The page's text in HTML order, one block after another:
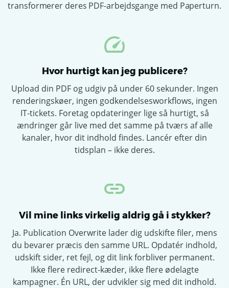
transformerer deres PDF-arbejdsgange med Paperturn.
Hvor hurtigt kan jeg publicere?
Upload din PDF og udgiv på under 60 sekunder. Ingen
renderingskøer, ingen godkendelsesworkflows, ingen
IT-tickets. Foretag opdateringer lige så hurtigt, så
ændringer går live med det samme på tværs af alle
kanaler, hvor dit indhold findes. Lancér efter din
tidsplan – ikke deres.
Vil mine links virkelig aldrig gå i stykker?
Ja. Publication Overwrite lader dig udskifte filer, mens
du bevarer præcis den samme URL. Opdatér indhold,
udskift sider, ret fejl, og dit link forbliver permanent.
Ikke flere redirect-kæder, ikke flere ødelagte
kampagner. Én URL, der udvikler sig med dit indhold.